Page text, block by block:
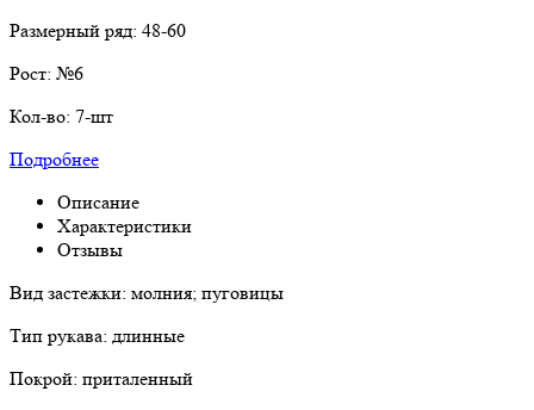
Размерный ряд: 48-60
Рост: №6
Кол-во: 7-шт
Подробнее
Описание
Характеристики
Отзывы
Вид застежки: молния; пуговицы
Тип рукава: длинные
Покрой: приталенный